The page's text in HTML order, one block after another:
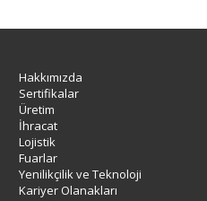
Hakkımızda
Sertifikalar
Üretim
İhracat
Lojistik
Fuarlar
Yenilikçilik ve Teknoloji
Kariyer Olanakları